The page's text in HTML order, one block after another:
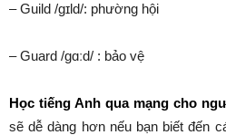
– Guild /ɡɪld/: phường hội
– Guard /ɡɑːd/ : bảo vệ
Học tiếng Anh qua mạng cho
sẽ dễ dàng hơn nếu bạn biết đến